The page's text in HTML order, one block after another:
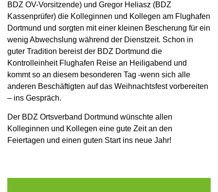
BDZ OV-Vorsitzende) und Gregor Heliasz (BDZ
Kassenprüfer) die Kolleginnen und Kollegen am Flughafen
Dortmund und sorgten mit einer kleinen Bescherung für ein
wenig Abwechslung während der Dienstzeit. Schon in
guter Tradition bereist der BDZ Dortmund die
Kontrolleinheit Flughafen Reise an Heiligabend und
kommt so an diesem besonderen Tag -wenn sich alle
anderen Beschäftigten auf das Weihnachtsfest vorbereiten
– ins Gespräch.
Der BDZ Ortsverband Dortmund wünschte allen
Kolleginnen und Kollegen eine gute Zeit an den
Feiertagen und einen guten Start ins neue Jahr!